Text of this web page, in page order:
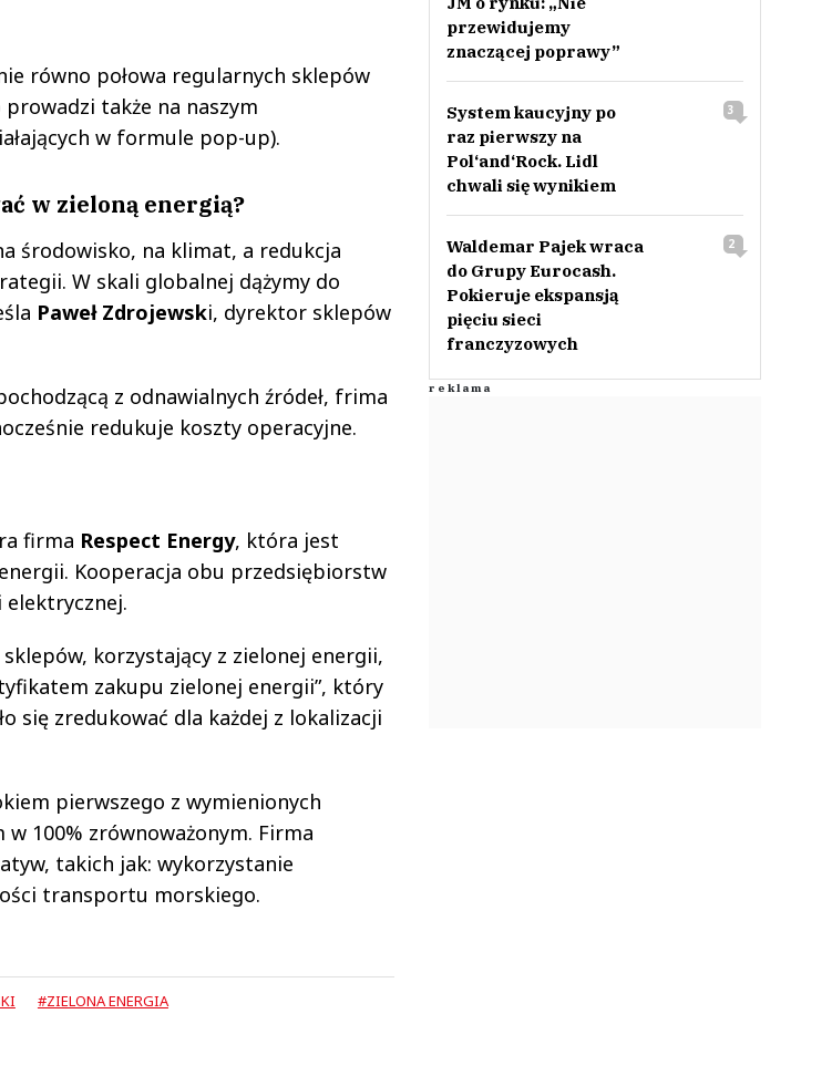
równo połowa regularnych sklepów
także na naszym
w formule pop-up).
w zieloną energią?
środowisko, na klimat, a redukcja
W skali globalnej dążymy do
Paweł Zdrojewski, dyrektor sklepów
z odnawialnych źródeł, frima
redukuje koszty operacyjne.
firma Respect Energy, która jest
Kooperacja obu przedsiębiorstw
sklepów, korzystający z zielonej energii,
zakupu zielonej energii”, który
się zredukować dla każdej z lokalizacji
pierwszego z wymienionych
100% zrównoważonym. Firma
takich jak: wykorzystanie
transportu morskiego.
#ZIELONA ENERGIA
przewidujemy
znaczącej poprawy”
System kaucyjny po
raz pierwszy na
Pol‘and‘Rock. Lidl
chwali się wynikiem
3
Waldemar Pajek wraca
do Grupy Eurocash.
Pokieruje ekspansją
pięciu sieci
franczyzowych
2